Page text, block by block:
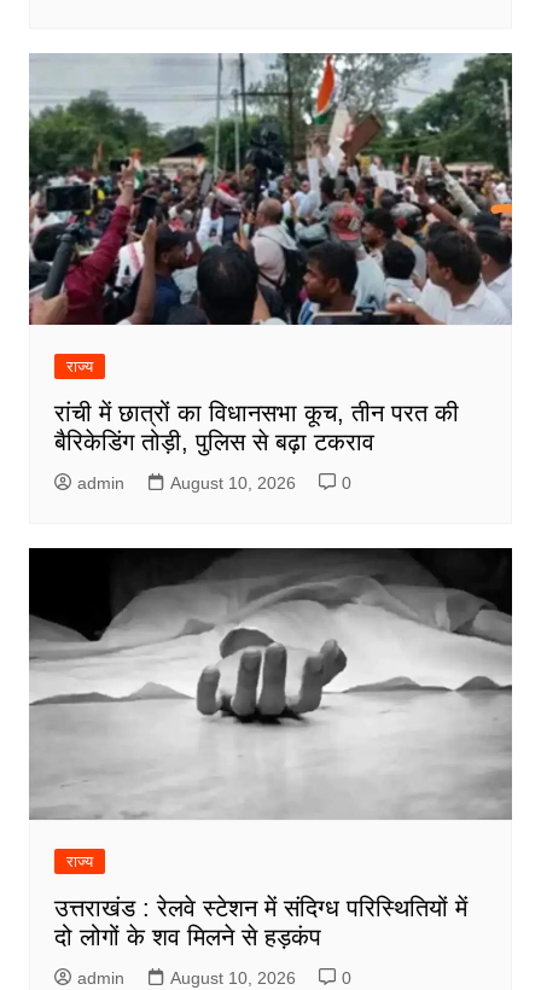
राज्य
रांची में छात्रों का विधानसभा कूच, तीन परत की
बैरिकेडिंग तोड़ी, पुलिस से बढ़ा टकराव
admin August 10, 2026 0
राज्य
उत्तराखंड : रेलवे स्टेशन में संदिग्ध परिस्थितियों में
दो लोगों के शव मिलने से हड़कंप
admin August 10, 2026 0